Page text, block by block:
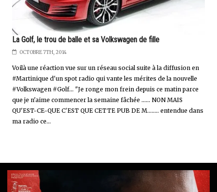
La Golf, le trou de balle et sa Volkswagen de fille
OCTOBRE 7TH, 2014
Voilà une réaction vue sur un réseau social suite à la diffusion en
#Martinique d'un spot radio qui vante les mérites de la nouvelle
#Volkswagen #Golf... "Je ronge mon frein depuis ce matin parce
que je n'aime commencer la semaine fâchée ...... NON MAIS
QU'EST-CE-QUE C'EST QUE CETTE PUB DE M........ entendue dans
ma radio ce...